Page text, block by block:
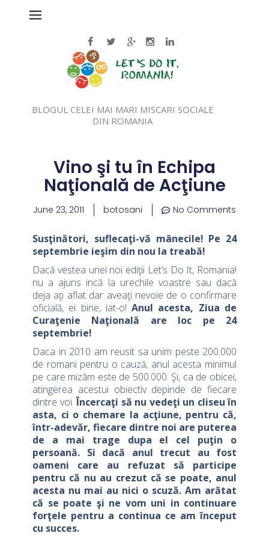
BLOGUL CELEI MAI MARI MISCARI SOCIALE
DIN ROMANIA
Vino şi tu în Echipa
Naţională de Acţiune
June 23, 2011 botosani No Comments
Susţinători, suflecaţi-vă mânecile! Pe 24
septembrie ieşim din nou la treabă!
Dacă vestea unei noi ediţii Let’s Do It, Romania!
nu a ajuns incă la urechile voastre sau dacă
deja aţi aflat dar aveaţi nevoie de o confirmare
oficială, ei bine, iat-o!Anul acesta, Ziua de
Curaţenie Naţională are loc pe 24
septembrie!
Daca in 2010 am reusit sa unim peste 200.000
de romani pentru o cauză, anul acesta minimul
pe care mizăm este de 500.000. Şi, ca de obicei,
atingerea acestui obiectiv depinde de fiecare
dintre voi.Încercaţi să nu vedeţi un cliseu în
asta, ci o chemare la acţiune, pentru că,
într-adevăr, fiecare dintre noi are puterea
de a mai trage dupa el cel puţin o
persoană. Si dacă anul trecut au fost
oameni care au refuzat să participe
pentru că nu au crezut că se poate, anul
acesta nu mai au nici o scuză. Am arătat
că se poate şi ne vom uni in continuare
forţele pentru a continua ce am început
cu succes.